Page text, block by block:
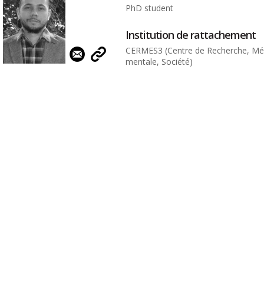
PhD student
Institution de rattachement
CERMES3 (Centre de Recherche,
mentale, Société)